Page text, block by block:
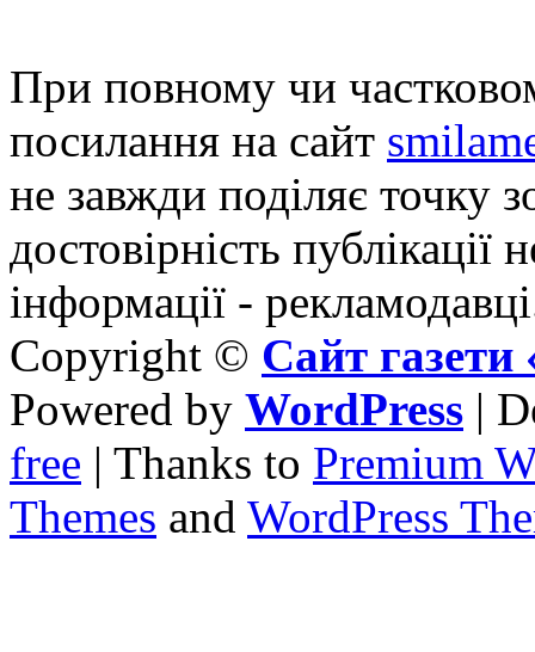
При повному чи
посилання на сайт
не завжди поділяє точку
достовірність публікації
інформації -
Copyright © Сайт
Powered by WordPress |
free | Thanks to Premium
Themes and WordPress